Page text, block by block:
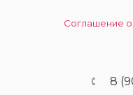
Соглашение
8